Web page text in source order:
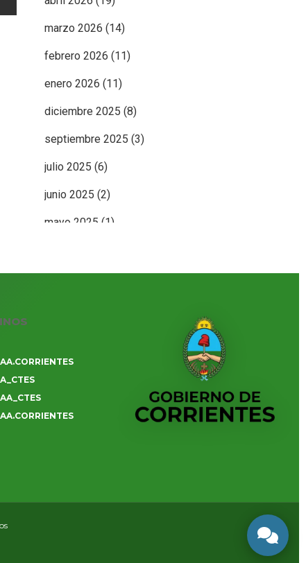
marzo 2026 (14)
febrero 2026 (11)
enero 2026 (11)
diciembre 2025 (8)
septiembre 2025 (3)
julio 2025 (6)
junio 2025 (2)
mayo 2025 (1)